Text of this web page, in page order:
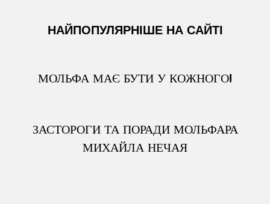
НАЙПОПУЛЯРНІШЕ НА САЙТІ
МОЛЬФА МАЄ БУТИ У КОЖНОГО!
ЗАСТОРОГИ ТА ПОРАДИ МОЛЬФАРА
МИХАЙЛА НЕЧАЯ